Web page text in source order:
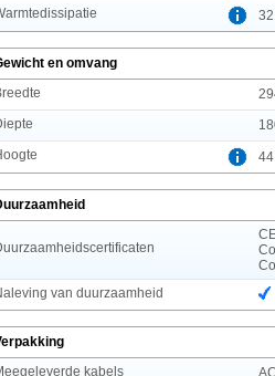
en omvang
van duurzaamheid
kabels